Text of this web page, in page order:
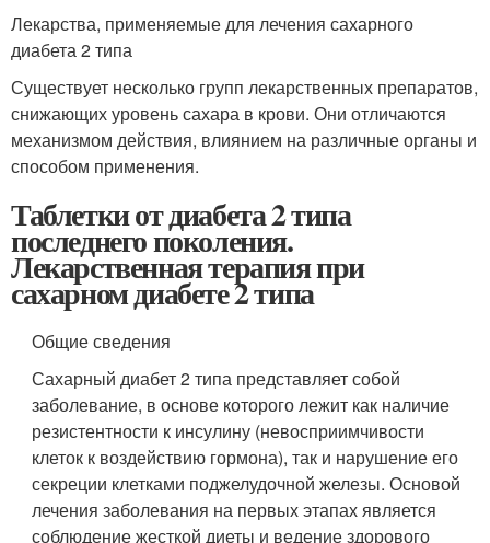
Лекарства, применяемые для лечения сахарного
диабета 2 типа
Существует несколько групп лекарственных препаратов,
снижающих уровень сахара в крови. Они отличаются
механизмом действия, влиянием на различные органы и
способом применения.
Таблетки от диабета 2 типа
последнего поколения.
Лекарственная терапия при
сахарном диабете 2 типа
Общие сведения
Сахарный диабет 2 типа представляет собой
заболевание, в основе которого лежит как наличие
резистентности к инсулину (невосприимчивости
клеток к воздействию гормона), так и нарушение его
секреции клетками поджелудочной железы. Основой
лечения заболевания на первых этапах является
соблюдение жесткой диеты и ведение здорового